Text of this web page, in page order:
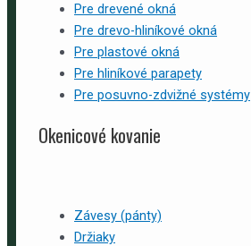
Pre drevené okná
Pre drevo-hliníkové okná
Pre plastové okná
Pre hliníkové parapety
Pre posuvno-zdvižné systémy
Okenicové kovanie
Závesy (pánty)
Držiaky